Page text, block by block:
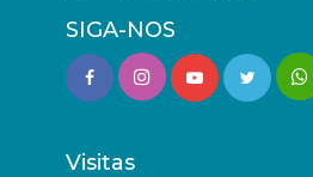
SIGA-NOS
Visitas